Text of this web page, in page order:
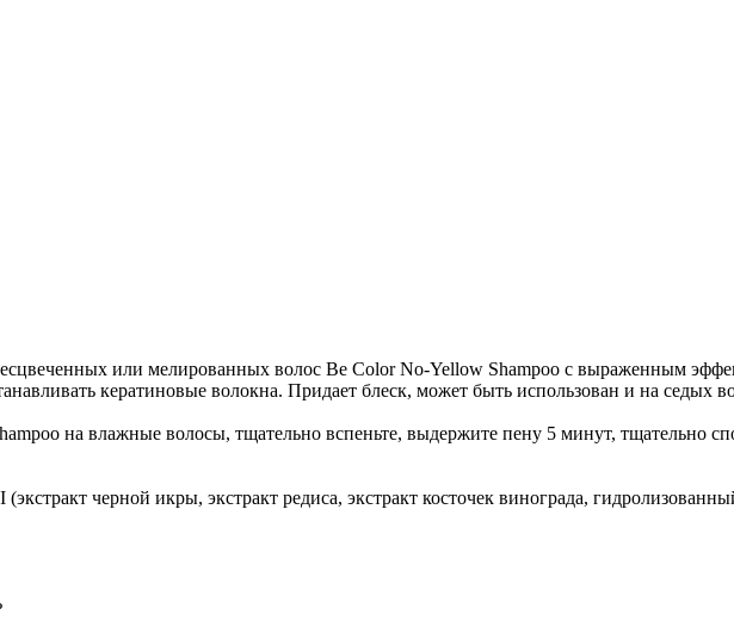
или мелированных волос Be Color No-Yellow Shampoo с выраженным
кератиновые волокна. Придает блеск, может быть использован и на седых
на влажные волосы, тщательно вспеньте, выдержите пену 5 минут, тщательно
черной икры, экстракт редиса, экстракт косточек винограда,